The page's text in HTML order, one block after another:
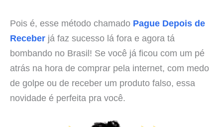
Pois é, esse método chamado Pague Depois de
Receber já faz sucesso lá fora e agora tá
bombando no Brasil! Se você já ficou com um pé
atrás na hora de comprar pela internet, com medo
de golpe ou de receber um produto falso, essa
novidade é perfeita pra você.